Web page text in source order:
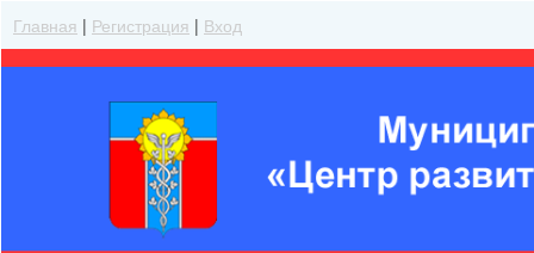
Главная | Регистрация | Вход